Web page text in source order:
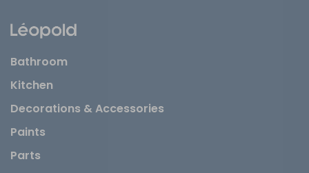
Bathroom
Kitchen
Decorations & Accessories
Paints
Parts